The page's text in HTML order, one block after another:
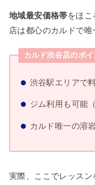
地域最安価格帯をほ
店は都心のカルドで
カルド渋谷店のポイ
渋谷駅エリアで
ジム利用も可能
カルド唯一の溶
実際、ここでレッス